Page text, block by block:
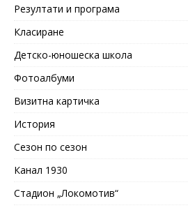
Резултати и програма
Класиране
Детско-юношеска школа
Фотоалбуми
Визитна картичка
История
Сезон по сезон
Канал 1930
Стадион „Локомотив“